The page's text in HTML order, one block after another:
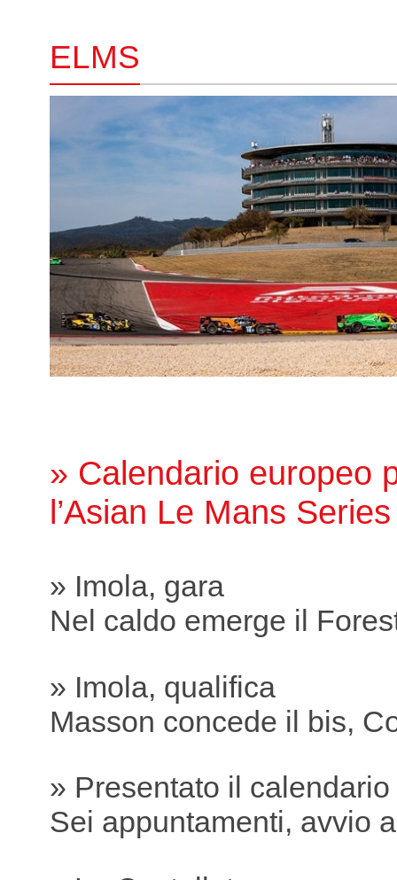
ELMS
» Calendario europeo
l’Asian Le Mans
» Imola, gara
Nel caldo emerge il
» Imola, qualifica
Masson concede il bis,
» Presentato il
Sei appuntamenti, avvio